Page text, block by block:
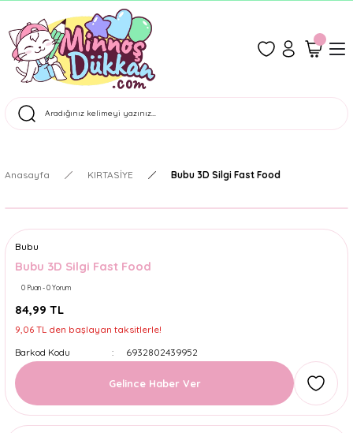
1500 TL Üzeri Ücretsiz Kargo
Tüm Siparişler Aynı Gün Kargoda!
Türkiye'nin En Eğlenceli Kırtasiyesi!
Anasayfa KIRTASİYE Bubu 3D Silgi Fast Food
Bubu
Bubu 3D Silgi Fast Food
0 Puan - 0 Yorum
84,99 TL
9,06 TL den başlayan taksitlerle!
Barkod Kodu
6932802439952
Gelince Haber Ver